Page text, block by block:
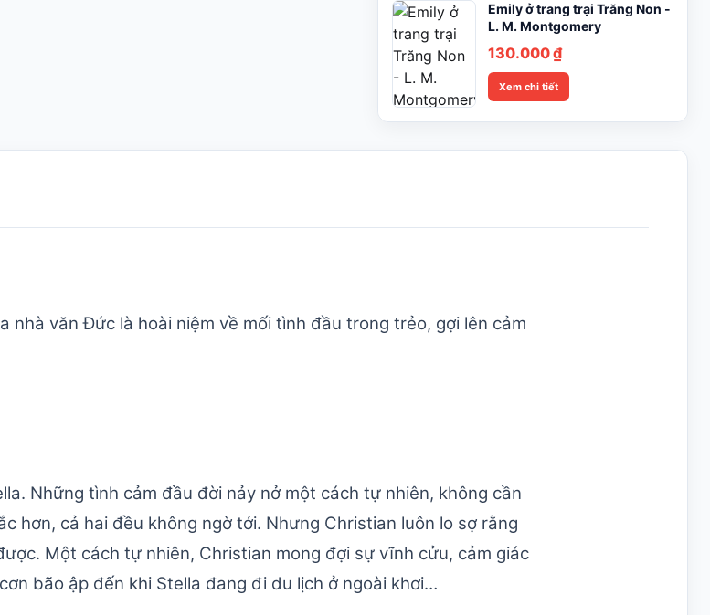
Emily ở trang trại Trăng Non -
L. M. Montgomery
130.000₫
Xem chi tiết
văn Đức là hoài niệm về mối tình đầu trong trẻo, gợi lên cảm
Những tình cảm đầu đời nảy nở một cách tự nhiên, không cần
hơn, cả hai đều không ngờ tới. Nhưng Christian luôn lo sợ rằng
Một cách tự nhiên, Christian mong đợi sự vĩnh cửu, cảm giác
bão ập đến khi Stella đang đi du lịch ở ngoài khơi…